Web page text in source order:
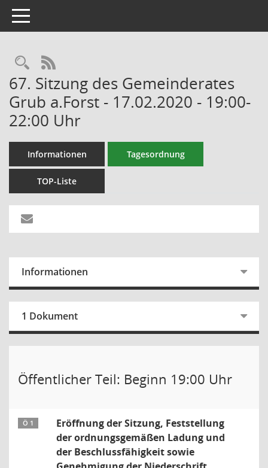
Toggle navigation
RSS-Feed
67. Sitzung des Gemeinderates
Grub a.Forst - 17.02.2020 - 19:00-
22:00 Uhr
Informationen Tagesordnung
TOP-Liste
Informationen
1 Dokument
Öffentlicher Teil: Beginn 19:00 Uhr
Ö 1
Eröffnung der Sitzung, Feststellung
der ordnungsgemäßen Ladung und
der Beschlussfähigkeit sowie